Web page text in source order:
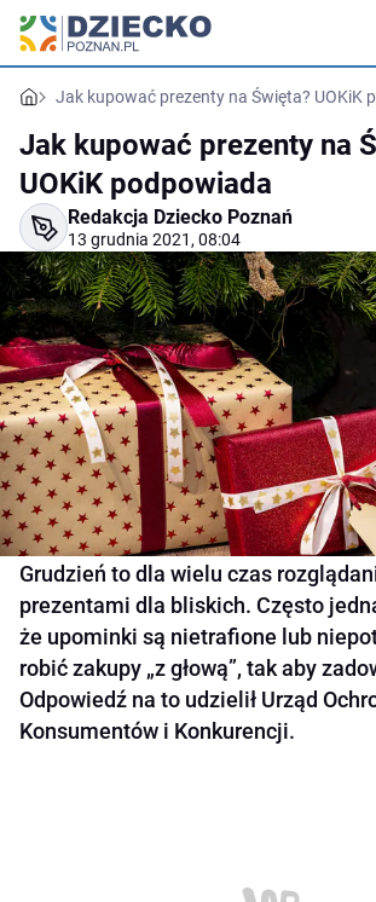
Jak kupować prezenty na Święta? UOKiK
Jak kupować prezenty na
UOKiK podpowiada
Redakcja Dziecko Poznań
13 grudnia 2021, 08:04
Grudzień to dla wielu czas
prezentami dla bliskich. Często
że upominki są nietrafione lub
robić zakupy „z głową”, tak aby
Odpowiedź na to udzielił Urząd
Konsumentów i Konkurencji.